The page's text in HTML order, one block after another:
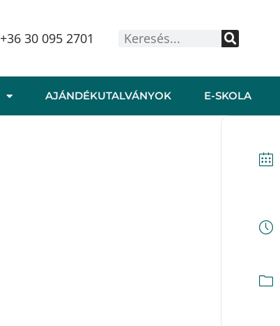
+36 30 095 2701
AJÁNDÉKUTALVÁNYOK E-SKOLA